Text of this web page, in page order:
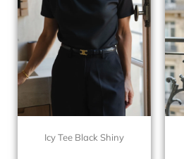
Icy Tee Black Shiny